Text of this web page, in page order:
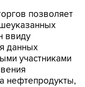
позволяет
ввиду
данных
участниками
нефтепродукты,